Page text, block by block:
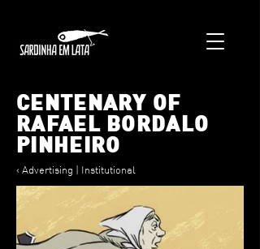
CENTENARY OF
RAFAEL BORDALO
PINHEIRO
< Advertising | Institutional